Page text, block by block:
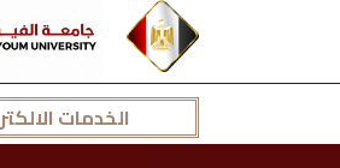
الزوار الآن: 2497
الخدمات